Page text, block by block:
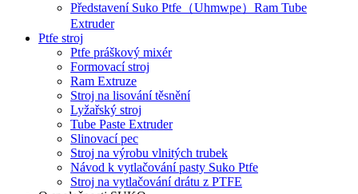
Představení Suko Ptfe（Uhmwpe）Ram Tube
Extruder
Ptfe stroj
Ptfe práškový mixér
Formovací stroj
Ram Extruze
Stroj na lisování těsnění
Lyžařský stroj
Tube Paste Extruder
Slinovací pec
Stroj na výrobu vlnitých trubek
Návod k vytlačování pasty Suko Ptfe
Stroj na vytlačování drátu z PTFE